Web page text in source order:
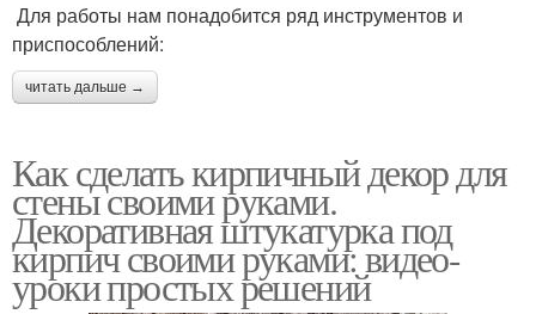
Для работы нам понадобится ряд инструментов и
приспособлений:
читать дальше →
Как сделать кирпичный декор для
стены своими руками.
Декоративная штукатурка под
кирпич своими руками: видео-
уроки простых решений